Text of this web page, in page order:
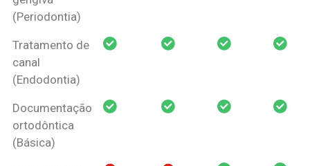
(Periodontia)
Tratamento de
canal
(Endodontia)
Documentação
ortodôntica
(Básica)